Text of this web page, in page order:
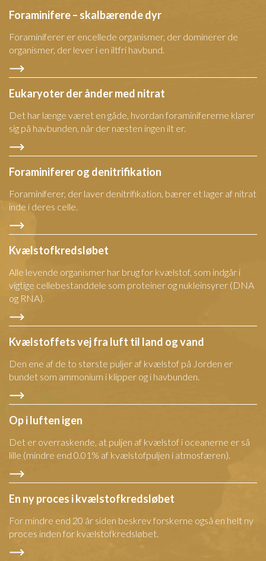
Foraminifere – skalbærende dyr
Foraminiferer er encellede organismer, der dominerer de
organismer, der lever i en iltfri havbund.
Eukaryoter der ånder med nitrat
Det har længe været en gåde, hvordan foraminifererne klarer
sig på havbunden, når der næsten ingen ilt er.
Foraminiferer og denitrifikation
Foraminiferer, der laver denitrifikation, bærer et lager af nitrat
inde i deres celle.
Kvælstofkredsløbet
Alle levende organismer har brug for kvælstof, som indgår i
vigtige cellebestanddele som proteiner og nukleinsyrer (DNA
og RNA).
Kvælstoffets vej fra luft til land og vand
Den ene af de to største puljer af kvælstof på Jorden er
bundet som ammonium i klipper og i havbunden.
Op i luften igen
Det er overraskende, at puljen af kvælstof i oceanerne er så
lille (mindre end 0.01% af kvælstofpuljen i atmosfæren).
En ny proces i kvælstofkredsløbet
For mindre end 20 år siden beskrev forskerne også en helt ny
proces inden for kvælstofkredsløbet.